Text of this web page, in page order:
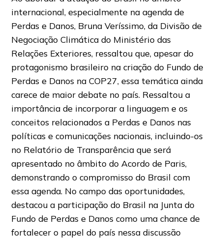
internacional, especialmente na agenda de
Perdas e Danos, Bruna Veríssimo, da Divisão de
Negociação Climática do Ministério das
Relações Exteriores, ressaltou que, apesar do
protagonismo brasileiro na criação do Fundo de
Perdas e Danos na COP27, essa temática ainda
carece de maior debate no país. Ressaltou a
importância de incorporar a linguagem e os
conceitos relacionados a Perdas e Danos nas
políticas e comunicações nacionais, incluindo-os
no Relatório de Transparência que será
apresentado no âmbito do Acordo de Paris,
demonstrando o compromisso do Brasil com
essa agenda. No campo das oportunidades,
destacou a participação do Brasil na Junta do
Fundo de Perdas e Danos como uma chance de
fortalecer o papel do país nessa discussão